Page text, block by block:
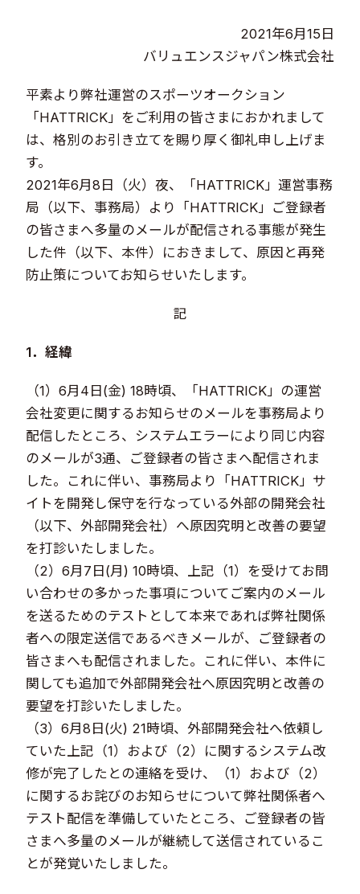
2021年6月15日
バリュエンスジャパン株式会社
平素より弊社運営のスポーツオークション
「HATTRICK」をご利用の皆さまにおかれまして
は、格別のお引き立てを賜り厚く御礼申し上げま
す。
2021年6月8日（火）夜、「HATTRICK」運営事務
局（以下、事務局）より「HATTRICK」ご登録者
の皆さまへ多量のメールが配信される事態が発生
した件（以下、本件）におきまして、原因と再発
防止策についてお知らせいたします。
記
1．経緯
（1）6月4日(金) 18時頃、「HATTRICK」の運営
会社変更に関するお知らせのメールを事務局より
配信したところ、システムエラーにより同じ内容
のメールが3通、ご登録者の皆さまへ配信されま
した。これに伴い、事務局より「HATTRICK」サ
イトを開発し保守を行なっている外部の開発会社
（以下、外部開発会社）へ原因究明と改善の要望
を打診いたしました。
（2）6月7日(月) 10時頃、上記（1）を受けてお問
い合わせの多かった事項についてご案内のメール
を送るためのテストとして本来であれば弊社関係
者への限定送信であるべきメールが、ご登録者の
皆さまへも配信されました。これに伴い、本件に
関しても追加で外部開発会社へ原因究明と改善の
要望を打診いたしました。
（3）6月8日(火) 21時頃、外部開発会社へ依頼し
ていた上記（1）および（2）に関するシステム改
修が完了したとの連絡を受け、（1）および（2）
に関するお詫びのお知らせについて弊社関係者へ
テスト配信を準備していたところ、ご登録者の皆
さまへ多量のメールが継続して送信されているこ
とが発覚いたしました。